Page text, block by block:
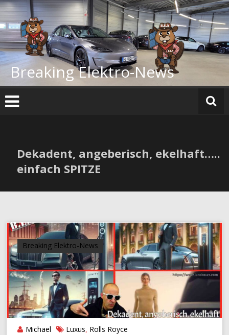
Zum
Inhalt
springen
Breaking Elektro-News
Dekadent, angeberisch, ekelhaft…..
einfach SPITZE
Breaking Elektro-News
Michael Luxus Rolls Royce